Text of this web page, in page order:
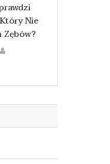
Nie
Zębów?